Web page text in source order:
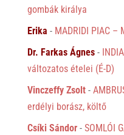
gombák királya
Erika - MADRIDI PIAC –
Dr. Farkas Ágnes-
változatos ételei (É-D)
Vinczeffy Zsolt-
erdélyi borász, költő
Csíki Sándor- SOMLÓI